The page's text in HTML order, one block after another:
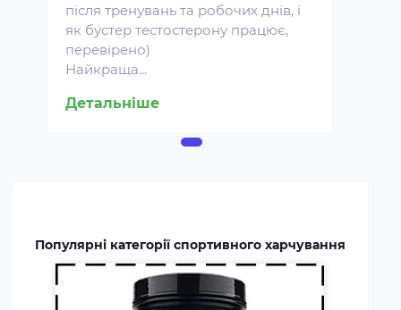
після тренувань та робочих днів, і
як бустер тестостерону працює,
перевірено)
Найкраща...
Детальніше
Популярні категорії спортивного харчування
Протеїн для спортивного
харчування є концентратом
білка у вигляді порошку. Це
покриває частину добової
сприяє зростанню та
бодібілдерів.